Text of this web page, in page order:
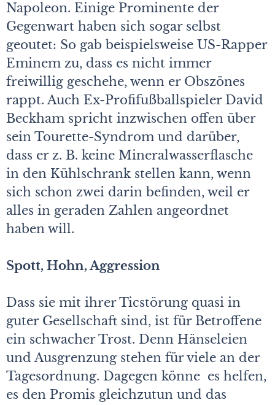
Napoleon. Einige Prominente der
Gegenwart haben sich sogar selbst
geoutet: So gab beispielsweise US-Rapper
Eminem zu, dass es nicht immer
freiwillig geschehe, wenn er Obszönes
rappt. Auch Ex-Profifußballspieler David
Beckham spricht inzwischen offen über
sein Tourette-Syndrom und darüber,
dass er z. B. keine Mineralwasserflasche
in den Kühlschrank stellen kann, wenn
sich schon zwei darin befinden, weil er
alles in geraden Zahlen angeordnet
haben will.
Spott, Hohn, Aggression
Dass sie mit ihrer Ticstörung quasi in
guter Gesellschaft sind, ist für Betroffene
ein schwacher Trost. Denn Hänseleien
und Ausgrenzung stehen für viele an der
Tagesordnung. Dagegen könne es helfen,
es den Promis gleichzutun und das